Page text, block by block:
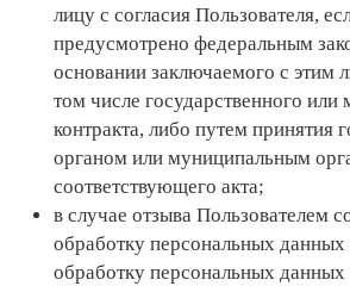
лицу с согласия Пользователя,
предусмотрено федеральным
основании заключаемого с этим
том числе государственного или
контракта, либо путем принятия
органом или муниципальным
соответствующего акта;
в случае отзыва Пользователем
обработку персональных
обработку персональных данных